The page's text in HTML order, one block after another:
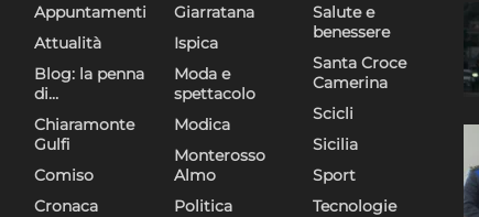
Appuntamenti
Attualità
Blog: la penna
di…
Chiaramonte
Gulfi
Comiso
Cronaca
Giarratana
Ispica
Moda e
spettacolo
Modica
Monterosso
Almo
Politica
Salute e
benessere
Santa Croce
Camerina
Scicli
Sicilia
Sport
Tecnologie